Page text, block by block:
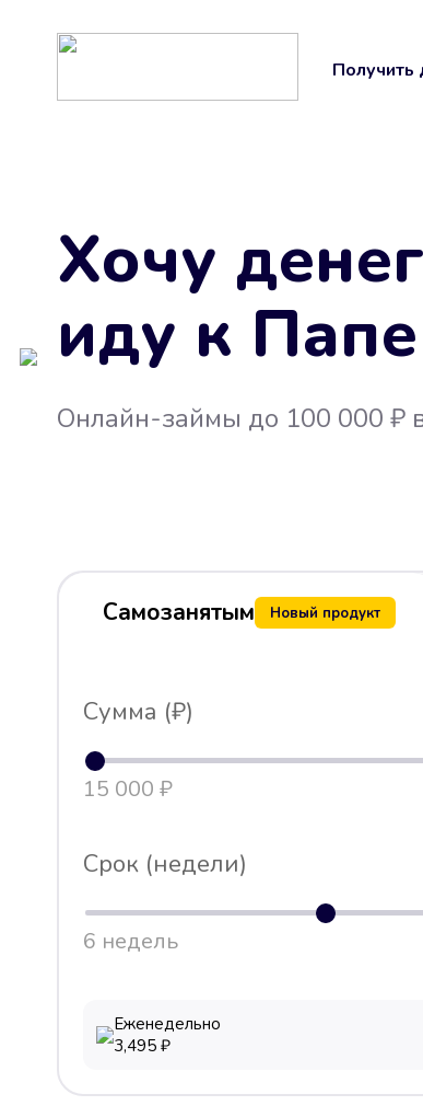
Получить
Хочу
иду к
Онлайн-займы до 100 000 ₽
Самозанятым Новый продукт
Сумма (₽)
15 000 ₽
Срок (недели)
6 недель
Еженедельно
3,495 ₽